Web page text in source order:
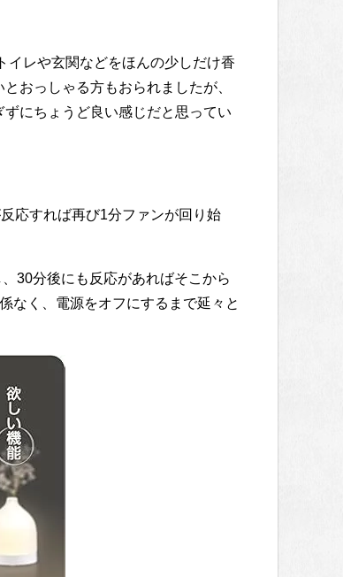
イレや玄関などをほんの少しだけ香
おっしゃる方もおられましたが、
にちょうど良い感じだと思ってい
応すれば再び1分ファンが回り始
30分後にも反応があればそこから
なく、電源をオフにするまで延々と